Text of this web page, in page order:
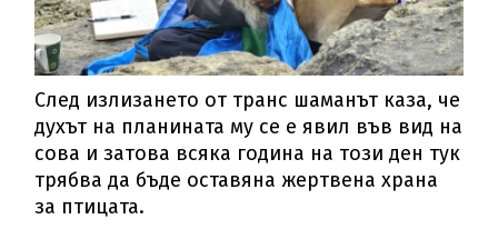
След излизането от транс шаманът каза, че
духът на планината му се е явил във вид на
сова и затова всяка година на този ден тук
трябва да бъде оставяна жертвена храна
за птицата.